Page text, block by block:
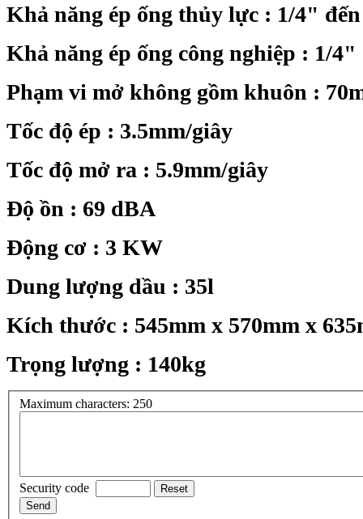
Khả năng ép ống thủy lực : 1/4"
Khả năng ép ống công nghiệp : 1/
Phạm vi mở không gồm khuôn :
Tốc độ ép : 3.5mm/giây
Tốc độ mở ra : 5.9mm/giây
Độ ồn : 69 dBA
Động cơ : 3 KW
Dung lượng dầu : 35l
Kích thước : 545mm x 570mm x
Trọng lượng : 140kg
Maximum characters: 250
Security code